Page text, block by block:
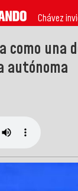
Chávez
como
autónoma